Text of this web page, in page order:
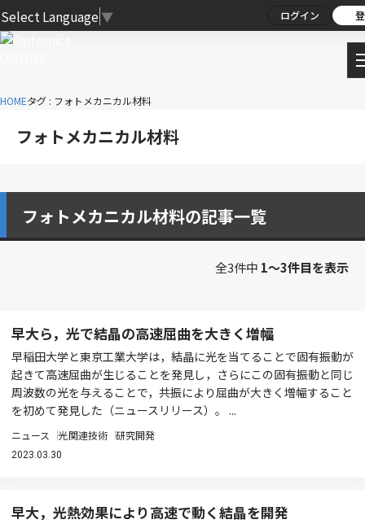
Select Language ▼ ログイン
HOMEタグ : フォトメカニカル材料
フォトメカニカル材料
フォトメカニカル材料の記事一覧
全3件中 1〜3件目を表示
早大ら，光で結晶の高速屈曲を大きく増幅
早稲田大学と東京工業大学は，結晶に光を当てることで固有振動が
起きて高速屈曲が生じることを発見し，さらにこの固有振動と同じ
周波数の光を与えることで，共振により屈曲が大きく増幅すること
を初めて発見した（ニュースリリース）。 ...
ニュース 光関連技術 研究開発
2023.03.30
早大，光熱効果により高速で動く結晶を開発